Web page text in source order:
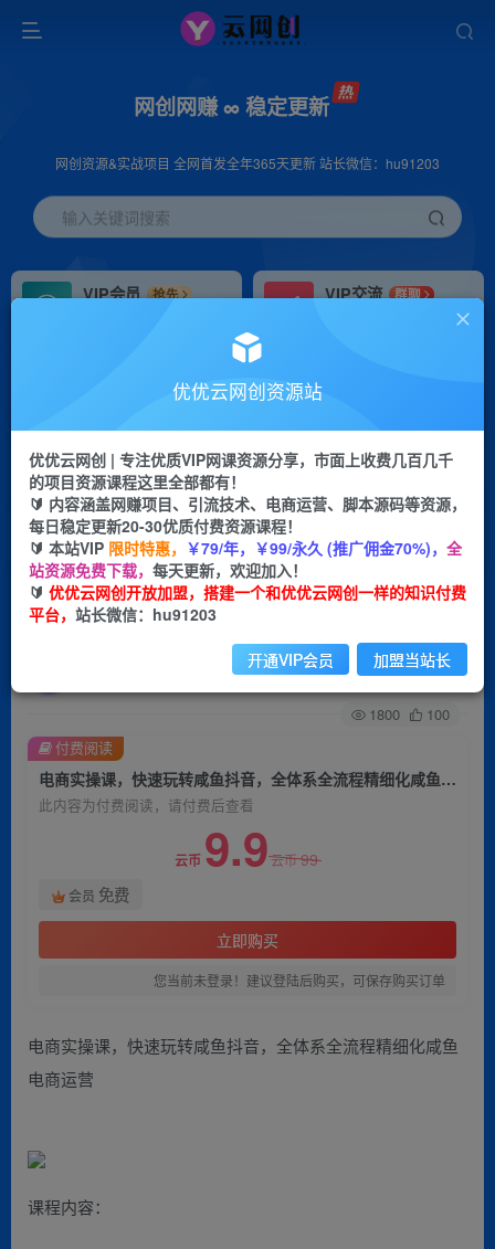
网创网赚 ∞ 稳定更新
网创资源&实战项目 全网首发全年365天更新 站长微信：hu91203
输入关键词搜索
VIP会员
抢先
VIP交流
群聊
研究探讨更多创业项目路子。
会员专属推广链接
挂机 项目
脚本卡密
APP下载
GO
首页 创业课程 会员免费 正文
电商实操课，快速玩转咸鱼抖音，全体系全流程精
细化咸鱼电商运营
关注 私信
1800 100
电商实操课，快速玩转咸鱼抖音，全体系全流程精细化咸鱼电商运营
此内容为付费阅读，请付费后查看
云币 9.9云币99
会员 免费
立即购买
您当前未登录！建议登陆后购买，可保存购买订单
付费阅读
电商实操课，快速玩转咸鱼抖音，全体系全流程精细化咸鱼
电商运营
课程内容：
优优云网创资源站
优优云网创 | 专注优质VIP网课资源分享，市面上收费几百几千
的项目资源课程这里全部都有！
🔰 内容涵盖网赚项目、引流技术、电商运营、脚本源码等资源，
每日稳定更新20-30优质付费资源课程！
🔰 本站VIP 限时特惠， ￥79/年，￥99/永久 (推广佣金70%)， 全
站资源免费下载， 每天更新，欢迎加入！
🔰 优优云网创开放加盟，搭建一个和优优云网创一样的知识付费
平台， 站长微信：hu91203
开通VIP会员 加盟当站长